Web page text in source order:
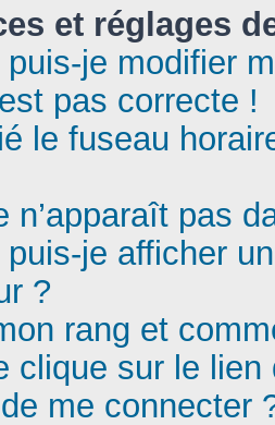
et réglages
je modifier
pas correcte !
le fuseau
n’apparaît pas
je afficher
?
rang et
clique sur le lien
me connecter